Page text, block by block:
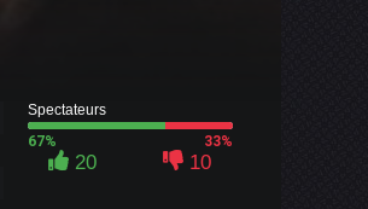
Spectateurs
67%
33%
20 10